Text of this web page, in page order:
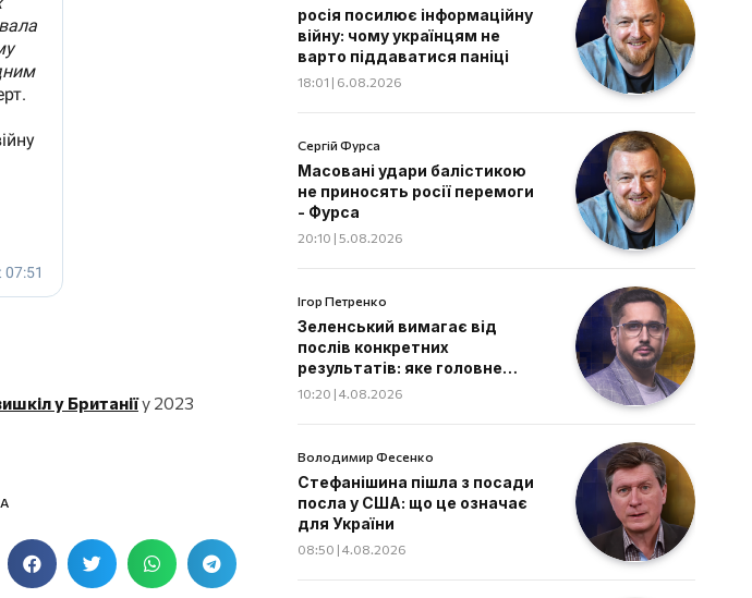
у Британіїу 2023
росія посилює інформаційну
війну: чому українцям не
варто піддаватися паніці
18:01 | 6.08.2026
Сергій Фурса
Масовані удари балістикою
не приносять росії перемоги
- Фурса
20:10 | 5.08.2026
Ігор Петренко
Зеленський вимагає від
послів конкретних
результатів: яке головне
завдання дипломатів
10:20 | 4.08.2026
Володимир Фесенко
Стефанішина пішла з посади
посла у США: що це означає
для України
08:50 | 4.08.2026